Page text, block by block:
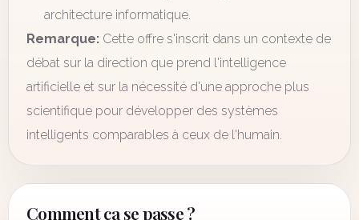
architecture informatique.
Remarque: Cette offre s'inscrit dans un contexte de
débat sur la direction que prend l'intelligence
artificielle et sur la nécessité d'une approche plus
scientifique pour développer des systèmes
intelligents comparables à ceux de l'humain.
Comment ça se passe ?